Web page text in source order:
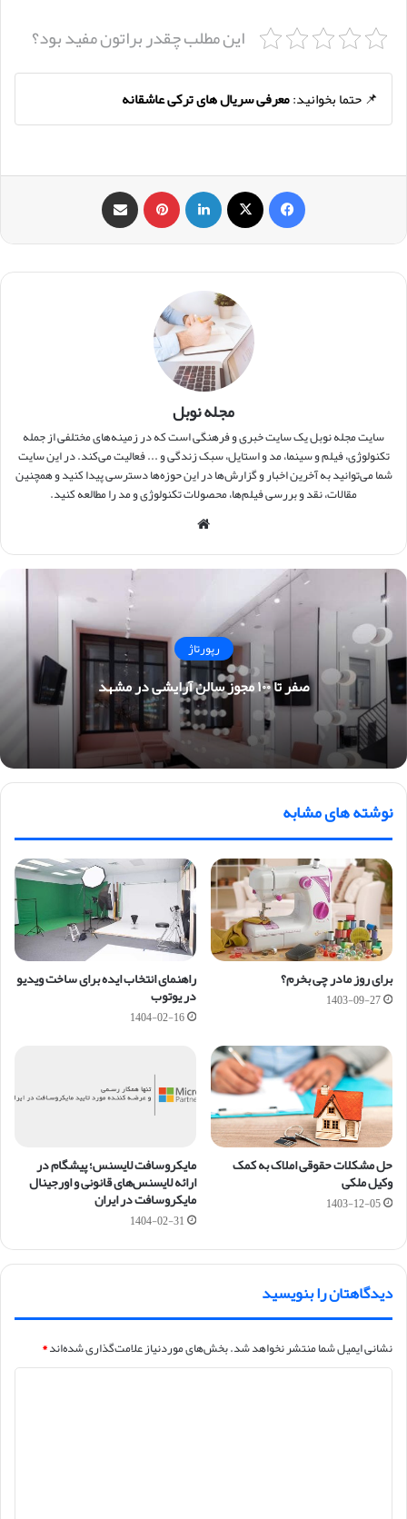
این مطلب چقدر براتون مفید بود؟
📌 حتما بخوانید:معرفی سریال های ترکی عاشقانه
‫پین‌ترست
مجله نوبل
سایت مجله نوبل یک سایت خبری و فرهنگی است که در زمینه‌های مختلفی از جمله
تکنولوژی، فیلم و سینما، مد و استایل، سبک زندگی و ... فعالیت می‌کند. در این سایت
شما می‌توانید به آخرین اخبار و گزارش‌ها در این حوزه‌ها دسترسی پیدا کنید و همچنین
مقالات، نقد و بررسی فیلم‌ها، محصولات تکنولوژی و مد را مطالعه کنید.
رپورتاژ
صفر تا ۱۰۰ مجوز سالن آرایشی در مشهد
نوشته های مشابه
برای روز مادر چی بخرم؟
1403-09-27
راهنمای انتخاب ایده برای ساخت ویدیو
در یوتوب
1404-02-16
حل مشکلات حقوقی املاک به کمک
وکیل ملکی
1403-12-05
مایکروسافت لایسنس؛ پیشگام در
ارائه لایسنس‌های قانونی و اورجینال
مایکروسافت در ایران
1404-02-31
دیدگاهتان را بنویسید
نشانی ایمیل شما منتشر نخواهد شد.بخش‌های موردنیاز علامت‌گذاری شده‌اند*